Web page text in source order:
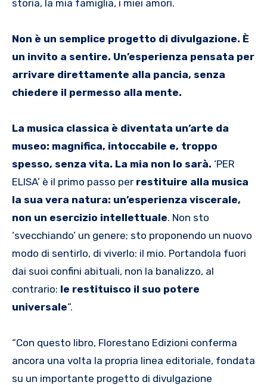
storia, la mia famiglia, i miei amori.
Non è un semplice progetto di divulgazione. È
un invito a sentire. Un’esperienza pensata per
arrivare direttamente alla pancia, senza
chiedere il permesso alla mente.
La musica classica è diventata un’arte da
museo: magnifica, intoccabile e, troppo
spesso, senza vita. La mia non lo sarà. ‘PER
ELISA’ è il primo passo per restituire alla musica
la sua vera natura: un’esperienza viscerale,
non un esercizio intellettuale. Non sto
‘svecchiando’ un genere; sto proponendo un nuovo
modo di sentirlo, di viverlo: il mio. Portandola fuori
dai suoi confini abituali, non la banalizzo, al
contrario: le restituisco il suo potere
universale”.
“Con questo libro, Florestano Edizioni conferma
ancora una volta la propria linea editoriale, fondata
su un importante progetto di divulgazione